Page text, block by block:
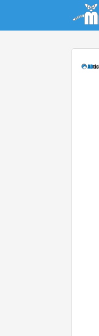
Update cookies preferences